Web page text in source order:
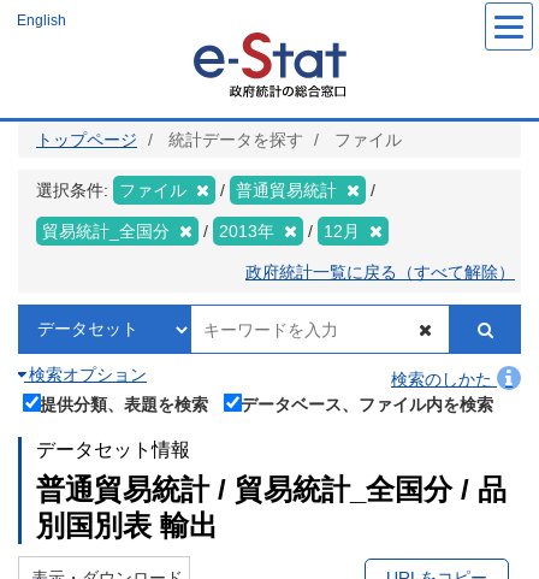
ツ
English
トップページ 統計データを探す ファイル
選択条件: ファイル 普通貿易統計
貿易統計_全国分 2013年 12月
政府統計一覧に戻る（すべて解除）
検索オプション
検索のしかた
提供分類、表題を検索
データベース、ファイル内を検索
データセット情報
普通貿易統計 / 貿易統計_全国分 / 品
別国別表 輸出